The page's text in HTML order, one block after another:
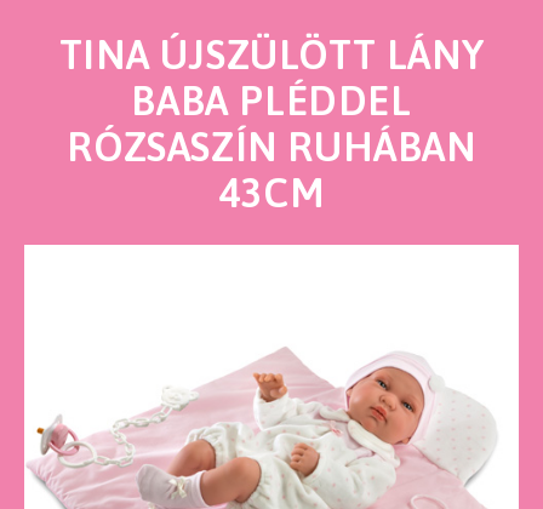
TINA ÚJSZÜLÖTT LÁNY
BABA PLÉDDEL
RÓZSASZÍN RUHÁBAN
43CM